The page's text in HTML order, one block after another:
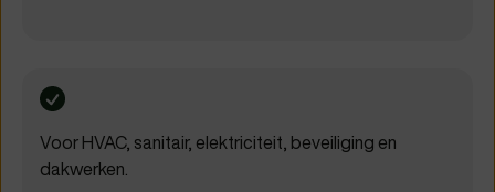
Voor HVAC, sanitair, elektriciteit, beveiliging en
dakwerken.